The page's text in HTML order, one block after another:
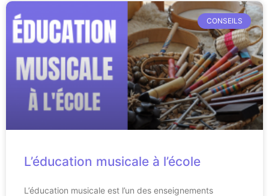
CONSEILS
L’éducation musicale à l’école
L’éducation musicale est l’un des enseignements